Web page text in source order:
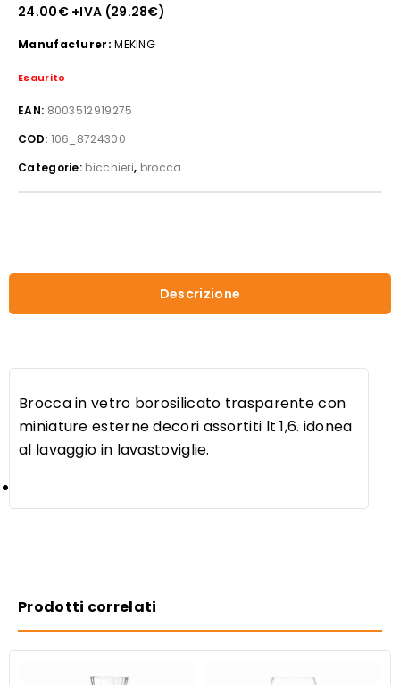
24.00€+IVA (29.28€)
Manufacturer: MEKING
Esaurito
EAN: 8003512919275
COD: 106_8724300
Categorie: bicchieri, brocca
Descrizione
Brocca in vetro borosilicato trasparente con
miniature esterne decori assortiti lt 1,6. idonea
al lavaggio in lavastoviglie.
Prodotti correlati